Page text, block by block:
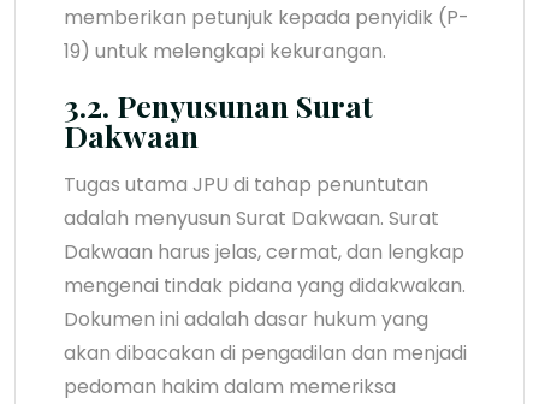
memberikan petunjuk kepada penyidik (P-
19) untuk melengkapi kekurangan.
3.2. Penyusunan Surat
Dakwaan
Tugas utama JPU di tahap penuntutan
adalah menyusun Surat Dakwaan. Surat
Dakwaan harus jelas, cermat, dan lengkap
mengenai tindak pidana yang didakwakan.
Dokumen ini adalah dasar hukum yang
akan dibacakan di pengadilan dan menjadi
pedoman hakim dalam memeriksa